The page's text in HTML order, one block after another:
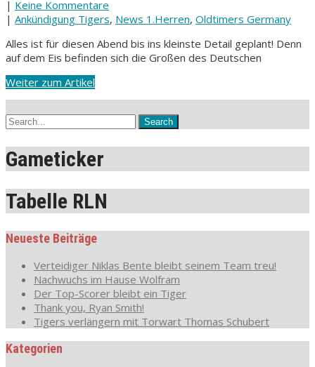
| Keine Kommentare
| Ankündigung Tigers, News 1.Herren, Oldtimers Germany
Alles ist für diesen Abend bis ins kleinste Detail geplant! Denn
auf dem Eis befinden sich die Großen des Deutschen
Weiter zum Artikel
Gameticker
Tabelle RLN
Neueste Beiträge
Verteidiger Niklas Bente bleibt seinem Team treu!
Nachwuchs im Hause Wolfram
Der Top-Scorer bleibt ein Tiger
Thank you, Ryan Smith!
Tigers verlängern mit Torwart Thomas Schubert
Kategorien